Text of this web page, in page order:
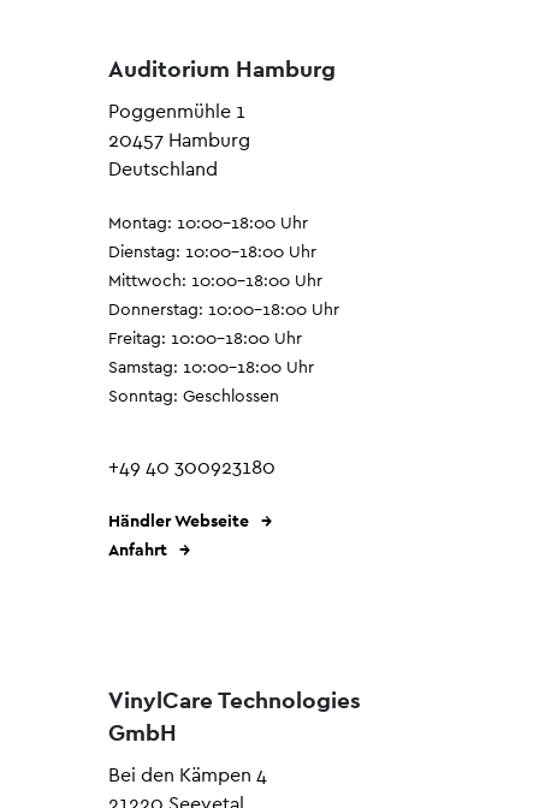
Auditorium Hamburg
Poggenmühle 1
20457 Hamburg
Deutschland
Montag: 10:00–18:00 Uhr
Dienstag: 10:00–18:00 Uhr
Mittwoch: 10:00–18:00 Uhr
Donnerstag: 10:00–18:00 Uhr
Freitag: 10:00–18:00 Uhr
Samstag: 10:00–18:00 Uhr
Sonntag: Geschlossen
+49 40 300923180
Händler Webseite
Anfahrt
VinylCare Technologies
GmbH
Bei den Kämpen 4